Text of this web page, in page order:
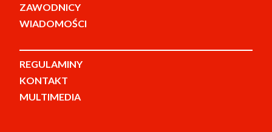
ZAWODNICY
WIADOMOŚCI
REGULAMINY
KONTAKT
MULTIMEDIA